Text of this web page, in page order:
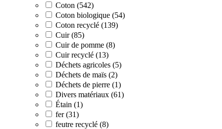
Coton (542)
Coton biologique (54)
Coton recyclé (139)
Cuir (85)
Cuir de pomme (8)
Cuir recyclé (13)
Déchets agricoles (5)
Déchets de maïs (2)
Déchets de pierre (1)
Divers matériaux (61)
Étain (1)
fer (31)
feutre recyclé (8)